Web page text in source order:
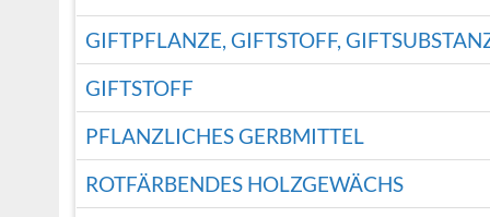
GIFTPFLANZE, GIFTSTOFF,
GIFTSTOFF
PFLANZLICHES GERBMITTEL
ROTFÄRBENDES HOLZGEWÄCHS